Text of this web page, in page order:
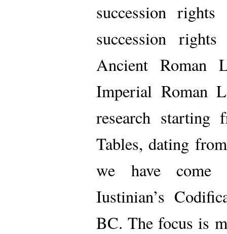
succession
succession
Ancient Roman
Imperial Roman
research
Tables, dating
we have come
Iustinian’s
BC. The focus is